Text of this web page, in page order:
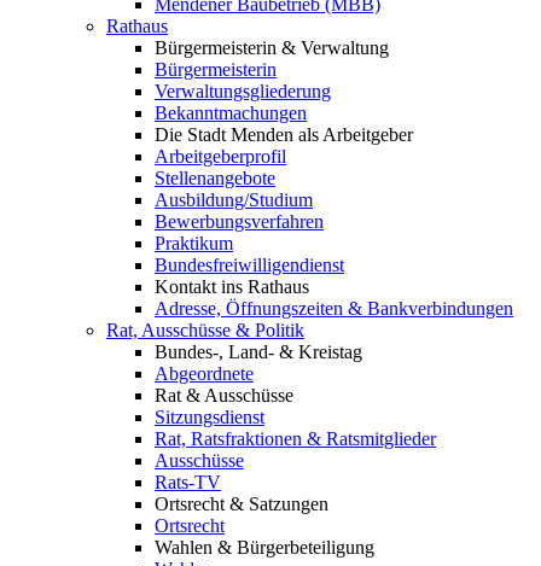
Mendener Baubetrieb (MBB)
Rathaus
Bürgermeisterin & Verwaltung
Bürgermeisterin
Verwaltungsgliederung
Bekanntmachungen
Die Stadt Menden als Arbeitgeber
Arbeitgeberprofil
Stellenangebote
Ausbildung/Studium
Bewerbungsverfahren
Praktikum
Bundesfreiwilligendienst
Kontakt ins Rathaus
Adresse, Öffnungszeiten & Bankverbindungen
Rat, Ausschüsse & Politik
Bundes-, Land- & Kreistag
Abgeordnete
Rat & Ausschüsse
Sitzungsdienst
Rat, Ratsfraktionen & Ratsmitglieder
Ausschüsse
Rats-TV
Ortsrecht & Satzungen
Ortsrecht
Wahlen & Bürgerbeteiligung